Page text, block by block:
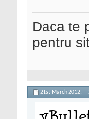
Daca te
pentru
21st March 2012,